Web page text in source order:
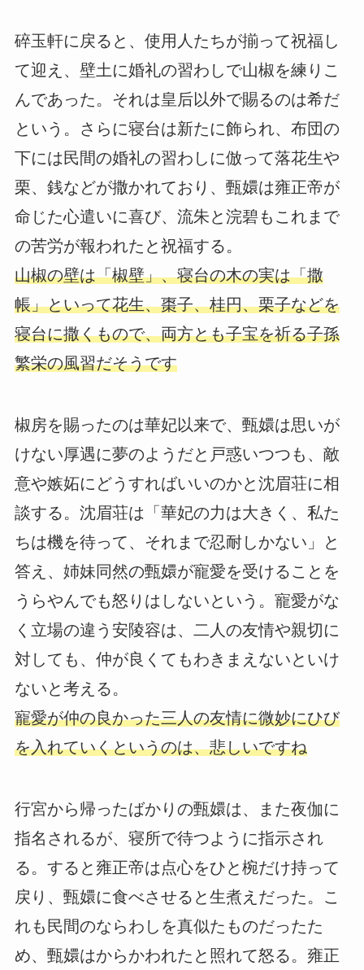
碎玉軒に戻ると、使用人たちが揃って祝福し
て迎え、壁土に婚礼の習わしで山椒を練りこ
んであった。それは皇后以外で賜るのは希だ
という。さらに寝台は新たに飾られ、布団の
下には民間の婚礼の習わしに倣って落花生や
栗、銭などが撒かれており、甄嬛は雍正帝が
命じた心遣いに喜び、流朱と浣碧もこれまで
の苦労が報われたと祝福する。
山椒の壁は「椒壁」、寝台の木の実は「撒
帳」といって花生、棗子、桂円、栗子などを
寝台に撒くもので、両方とも子宝を祈る子孫
繁栄の風習だそうです
椒房を賜ったのは華妃以来で、甄嬛は思いが
けない厚遇に夢のようだと戸惑いつつも、敵
意や嫉妬にどうすればいいのかと沈眉荘に相
談する。沈眉荘は「華妃の力は大きく、私た
ちは機を待って、それまで忍耐しかない」と
答え、姉妹同然の甄嬛が寵愛を受けることを
うらやんでも怒りはしないという。寵愛がな
く立場の違う安陵容は、二人の友情や親切に
対しても、仲が良くてもわきまえないといけ
ないと考える。
寵愛が仲の良かった三人の友情に微妙にひび
を入れていくというのは、悲しいですね
行宮から帰ったばかりの甄嬛は、また夜伽に
指名されるが、寝所で待つように指示され
る。すると雍正帝は点心をひと椀だけ持って
戻り、甄嬛に食べさせると生煮えだった。こ
れも民間のならわしを真似たものだったた
め、甄嬛はからかわれたと照れて怒る。雍正